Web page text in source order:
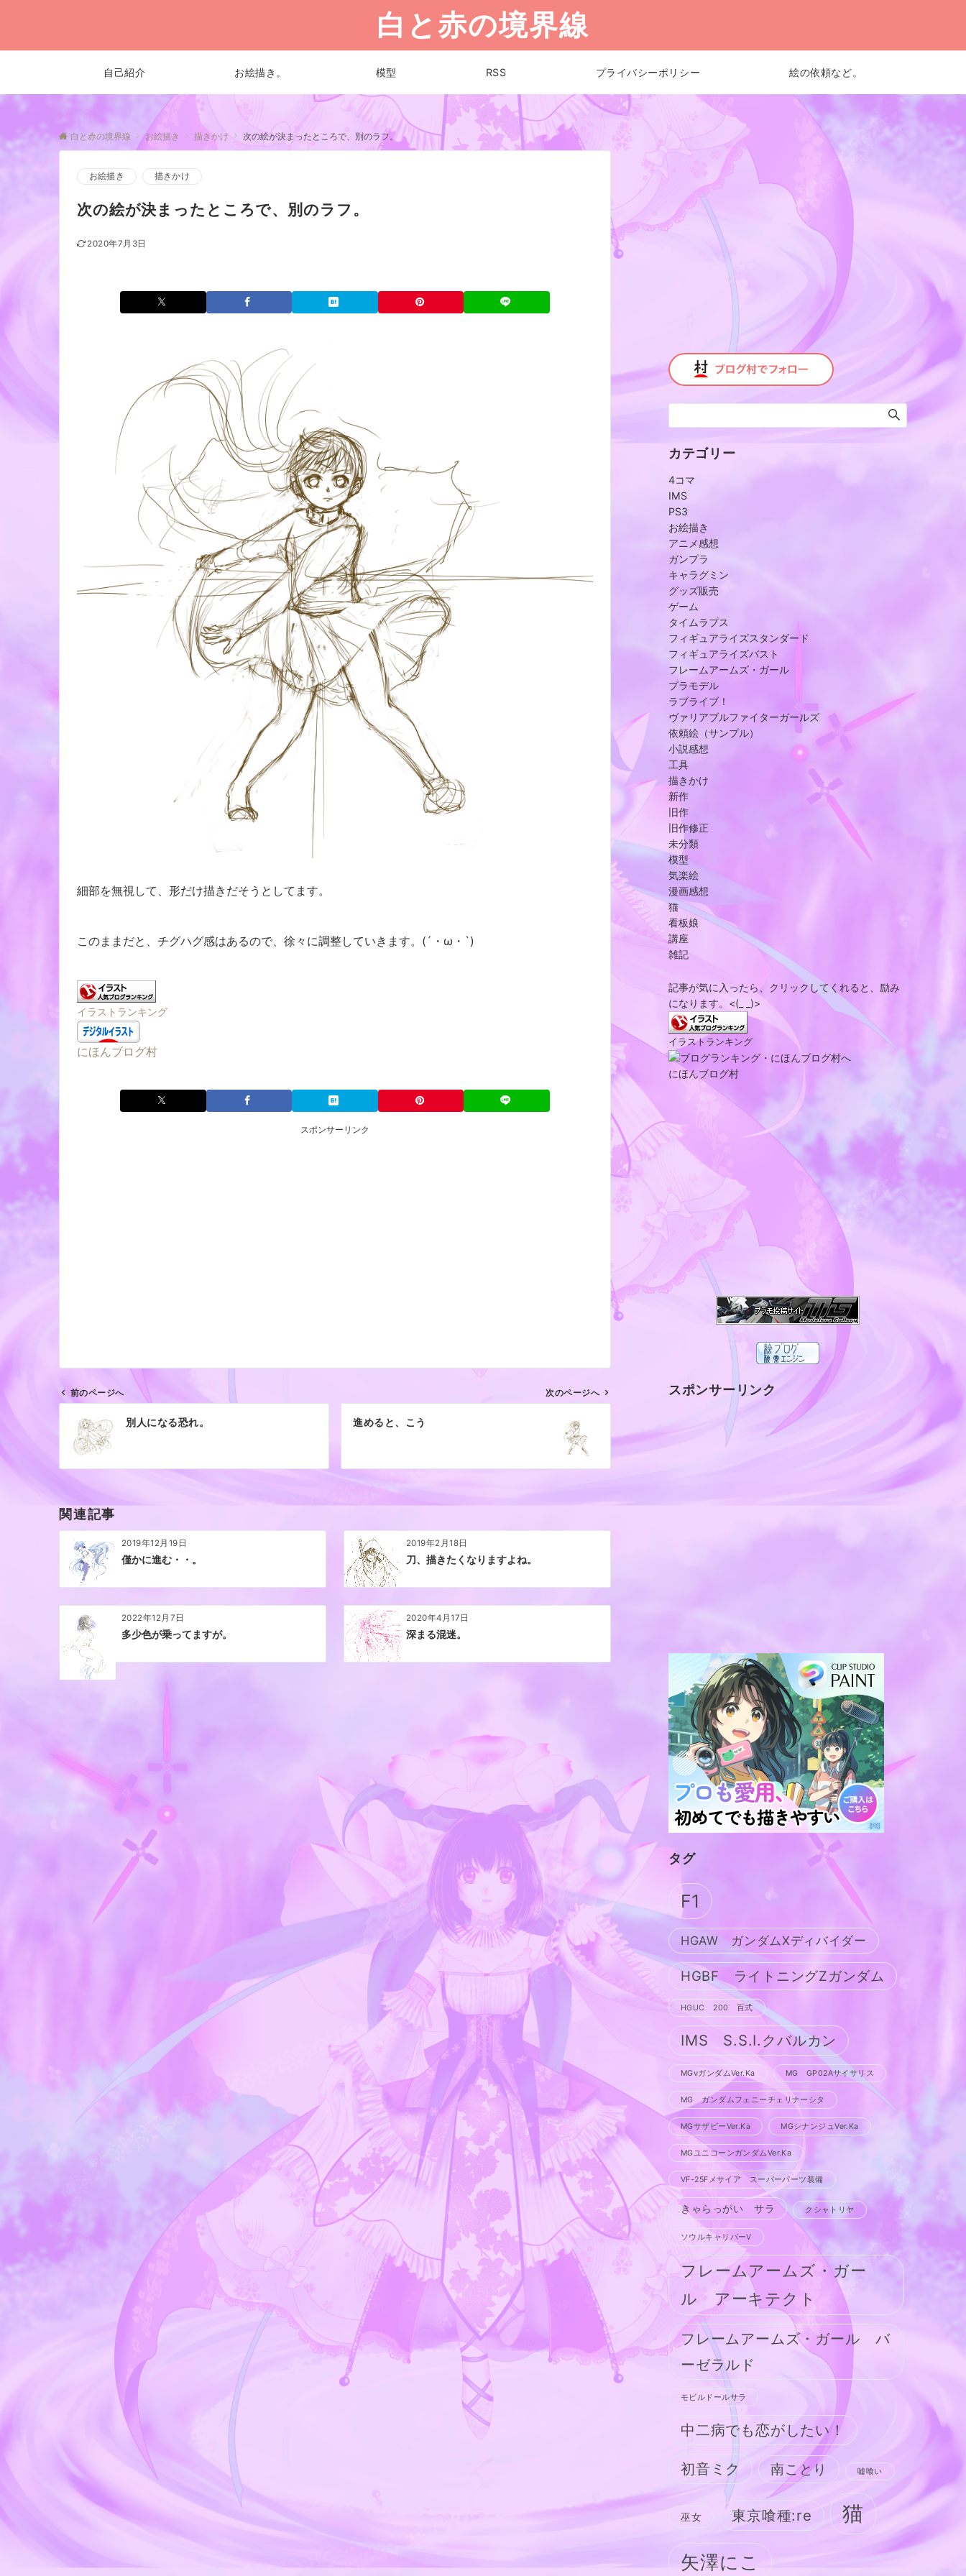
白と赤の境界線
自己紹介 お絵描き。 模型 RSS プライバシーポリシー 絵の依頼など。
白と赤の境界線 お絵描き 描きかけ 次の絵が決まったところで、別のラフ。
お絵描き 描きかけ
次の絵が決まったところで、別のラフ。
2020年7月3日
細部を無視して、形だけ描きだそうとしてます。
このままだと、チグハグ感はあるので、徐々に調整していきます。(´・ω・`)
イラストランキング
にほんブログ村
スポンサーリンク
ビ
ー
シ
前のページへ
別人になる恐れ。
次のページへ
進めると、こう
関連記事
2019年12月19日
僅かに進む・・。
2019年2月18日
刀、描きたくなりますよね。
2022年12月7日
多少色が乗ってますが。
2020年4月17日
深まる混迷。
カテゴリー
4コマ
IMS
PS3
お絵描き
アニメ感想
ガンプラ
キャラグミン
グッズ販売
ゲーム
タイムラプス
フィギュアライズスタンダード
フィギュアライズバスト
フレームアームズ・ガール
プラモデル
ラブライブ！
ヴァリアブルファイターガールズ
依頼絵（サンプル）
小説感想
工具
描きかけ
新作
旧作
旧作修正
未分類
模型
気楽絵
漫画感想
猫
看板娘
講座
雑記
記事が気に入ったら、クリックしてくれると、励み
になります。<(_ _)>
イラストランキング
にほんブログ村
スポンサーリンク
タグ
F1
HGAW ガンダムXディバイダー
HGBF ライトニングZガンダム
HGUC 200 百式
IMS S.S.I.クバルカン
MGνガンダムVer.Ka MG GP02Aサイサリス
MG ガンダムフェニーチェリナーシタ
MGサザビーVer.Ka MGシナンジュVer.Ka
MGユニコーンガンダムVer.Ka
VF-25Fメサイア スーパーパーツ装備
きゃらっがい サラ クシャトリヤ
ソウルキャリバーV
フレームアームズ・ガー
ル アーキテクト
フレームアームズ・ガール バ
ーゼラルド
モビルドールサラ
中二病でも恋がしたい！
初音ミク 南ことり 嘘喰い
巫女 東京喰種:re 猫
矢澤にこ